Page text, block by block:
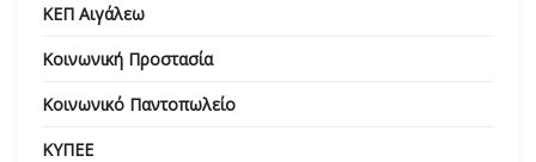
ΚΕΠ Αιγάλεω
Κοινωνική Προστασία
Κοινωνικό Παντοπωλείο
ΚΥΠΕΕ